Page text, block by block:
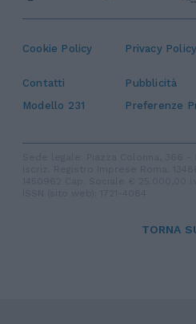
Cookie Policy Privacy Policy
Contatti Pubblicità
Modello 231
Preferenze
TORNA